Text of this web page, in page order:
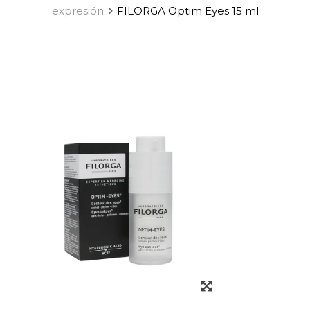
expresión
FILORGA Optim Eyes 15 ml